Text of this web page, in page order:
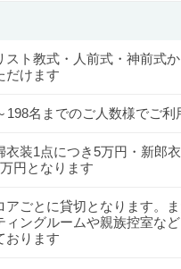
スト教式・人前式・神前式
だけます
198名までのご人数様でご利
衣装1点につき5万円・新郎
円となります
アごとに貸切となります。
ィングルームや親族控室な
おります